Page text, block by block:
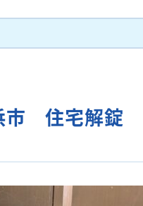
市 住宅解錠